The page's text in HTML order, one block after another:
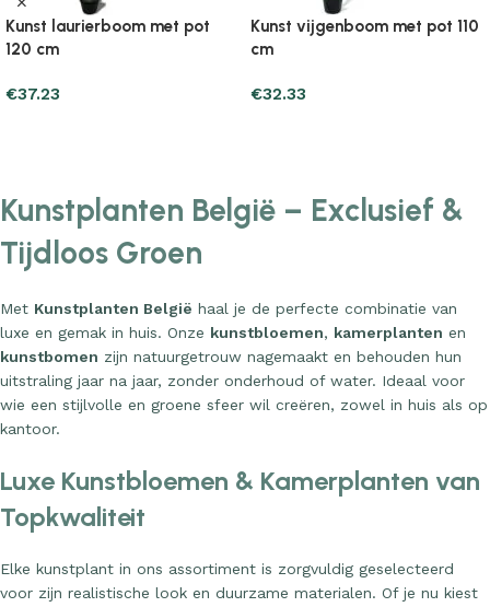
Kunst laurierboom met pot
120 cm
€37.23
Kunst vijgenboom met pot 110
cm
€32.33
Kunstplanten België – Exclusief &
Tijdloos Groen
Met Kunstplanten België haal je de perfecte combinatie van
luxe en gemak in huis. Onze kunstbloemen, kamerplanten en
kunstbomen zijn natuurgetrouw nagemaakt en behouden hun
uitstraling jaar na jaar, zonder onderhoud of water. Ideaal voor
wie een stijlvolle en groene sfeer wil creëren, zowel in huis als op
kantoor.
Luxe Kunstbloemen & Kamerplanten van
Topkwaliteit
Elke kunstplant in ons assortiment is zorgvuldig geselecteerd
voor zijn realistische look en duurzame materialen. Of je nu kiest